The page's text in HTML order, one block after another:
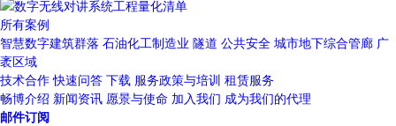
所有案例
智慧数字建筑群落 石油化工制造业 隧道 公共安全 城市地下综合管廊 广
袤区域
技术合作 快速问答 下载 服务政策与培训 租赁服务
畅博介绍 新闻资讯 愿景与使命 加入我们 成为我们的代理
邮件订阅